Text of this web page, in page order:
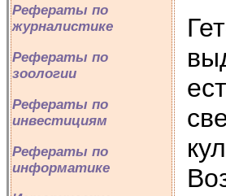
Рефераты по
журналистике
Рефераты по
зоологии
Рефераты по
инвестициям
Рефераты по
информатике